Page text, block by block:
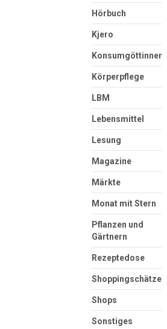
Hörbuch
Kjero
Konsumgöttinnen
Körperpflege
LBM
Lebensmittel
Lesung
Magazine
Märkte
Monat mit Stern
Pflanzen und
Gärtnern
Rezeptedose
Shoppingschätze
Shops
Sonstiges